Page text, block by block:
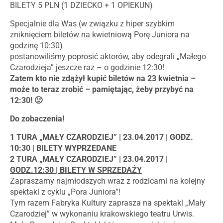
BILETY 5 PLN (1 DZIECKO + 1 OPIEKUN)
Specjalnie dla Was (w związku z hiper szybkim
zniknięciem biletów na kwietniową Porę Juniora na
godzinę 10:30)
postanowiliśmy poprosić aktorów, aby odegrali „Małego
Czarodzieja” jeszcze raz – o godzinie 12:30!
Zatem kto nie zdążył kupić biletów na 23 kwietnia –
może to teraz zrobić – pamiętając, żeby przybyć na
12:30! 🙂
Do zobaczenia!
1 TURA „MAŁY CZARODZIEJ” | 23.04.2017 | GODZ.
10:30 | BILETY WYPRZEDANE
2 TURA „MAŁY CZARODZIEJ” | 23.04.2017 |
GODZ.12:30 | BILETY W SPRZEDAŻY
Zapraszamy najmłodszych wraz z rodzicami na kolejny
spektakl z cyklu „Pora Juniora”!
Tym razem Fabryka Kultury zaprasza na spektakl „Mały
Czarodziej” w wykonaniu krakowskiego teatru Urwis.